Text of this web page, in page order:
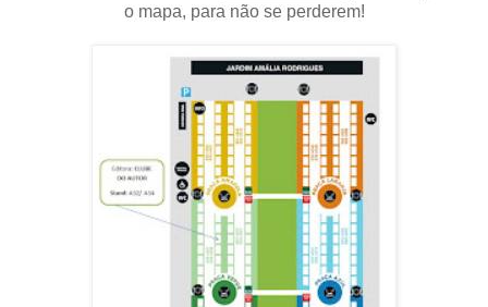
o mapa, para não se perderem!